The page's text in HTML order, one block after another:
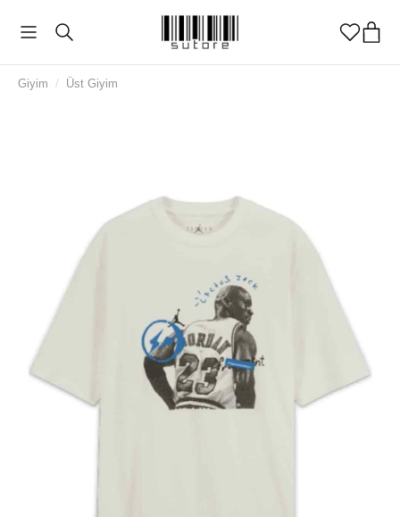
Giyim / Üst Giyim